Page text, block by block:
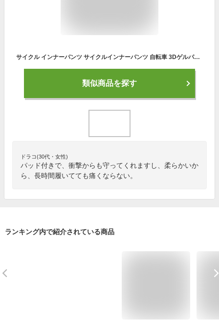
サイクル インナーパンツ サイクルインナーパンツ 自転車 3Dゲルパッド付き インナーウェア レーサーパンツ サイクルウェア サイクルジャージ メンズ レディース 送料無料（MTO-009-MF）
類似商品を探す
ドラコ(30代・女性)
パッド付きで、衝撃からも守ってくれますし、柔らかいか
ら、長時間履いてても痛くならない。
ランキング内で紹介されている商品